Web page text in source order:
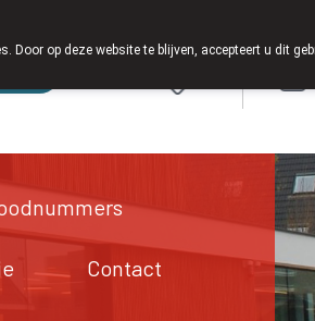
Contact
Door op deze website te blijven, accepteert u dit